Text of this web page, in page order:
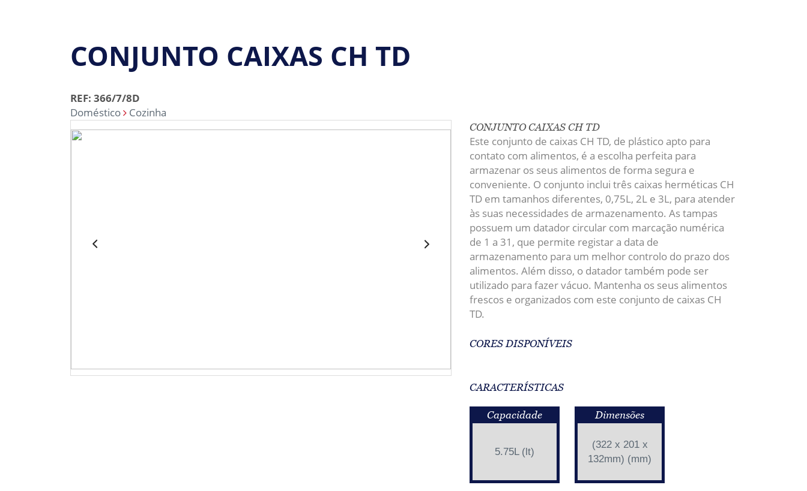
CONJUNTO CAIXAS CH TD
REF: 366/7/8D
Doméstico
Cozinha
CONJUNTO CAIXAS CH TD
Este conjunto de caixas CH TD, de plástico apto para
contato com alimentos, é a escolha perfeita para
armazenar os seus alimentos de forma segura e
conveniente. O conjunto inclui três caixas herméticas CH
TD em tamanhos diferentes, 0,75L, 2L e 3L, para atender
às suas necessidades de armazenamento. As tampas
possuem um datador circular com marcação numérica
de 1 a 31, que permite registar a data de
armazenamento para um melhor controlo do prazo dos
alimentos. Além disso, o datador também pode ser
utilizado para fazer vácuo. Mantenha os seus alimentos
frescos e organizados com este conjunto de caixas CH
TD.
CORES DISPONÍVEIS
CARACTERÍSTICAS
Capacidade
5.75L (lt)
Dimensões
(322 x 201 x
132mm) (mm)